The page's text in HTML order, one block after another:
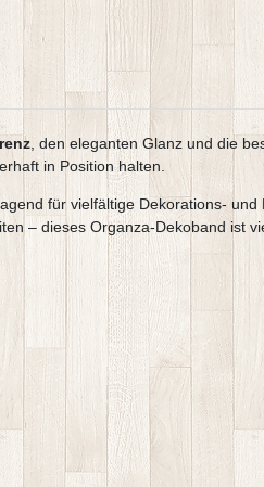
, den eleganten Glanz und die
in Position halten.
für vielfältige Dekorations- und
– dieses Organza-Dekoband ist